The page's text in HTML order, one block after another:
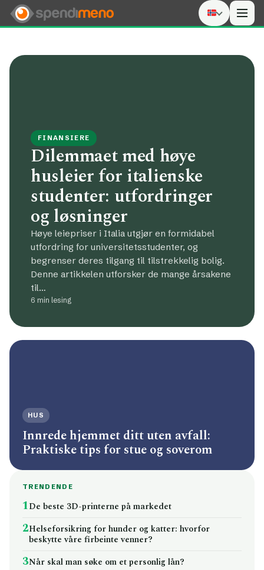
FINANSIERE
Dilemmaet med høye
husleier for italienske
studenter: utfordringer
og løsninger
Høye leiepriser i Italia utgjør en formidabel
utfordring for universitetsstudenter, og
begrenser deres tilgang til tilstrekkelig bolig.
Denne artikkelen utforsker de mange årsakene
til…
6 min lesing
HUS
Innrede hjemmet ditt uten avfall:
Praktiske tips for stue og soverom
TRENDENDE
1De beste 3D-printerne på markedet
2Helseforsikring for hunder og katter: hvorfor
beskytte våre firbeinte venner?
3Når skal man søke om et personlig lån?